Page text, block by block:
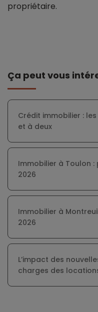
propriétaire.
Ça peut vous
Crédit immobilier :
et à deux
Immobilier à Toulon
2026
Immobilier à
2026
L’impact des
charges des